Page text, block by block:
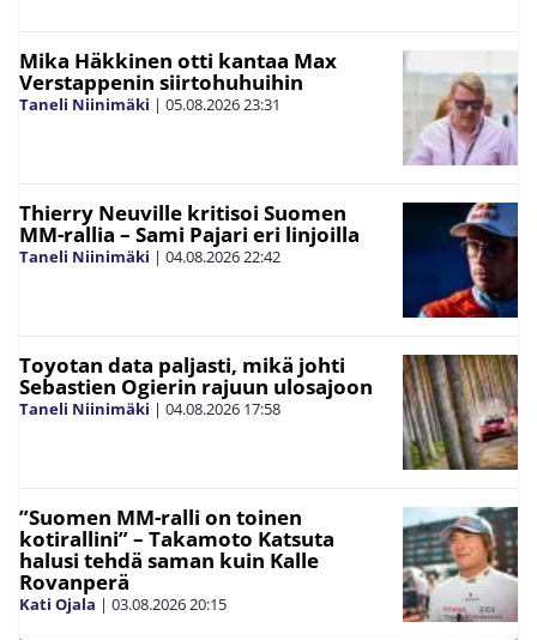
Mika Häkkinen otti kantaa Max
Verstappenin siirtohuhuihin
Taneli Niinimäki | 05.08.202623:31
Thierry Neuville kritisoi Suomen
MM-rallia – Sami Pajari eri linjoilla
Taneli Niinimäki | 04.08.202622:42
Toyotan data paljasti, mikä johti
Sebastien Ogierin rajuun ulosajoon
Taneli Niinimäki | 04.08.2026 17:58
”Suomen MM-ralli on toinen
kotirallini” – Takamoto Katsuta
halusi tehdä saman kuin Kalle
Rovanperä
Kati Ojala | 03.08.202620:15